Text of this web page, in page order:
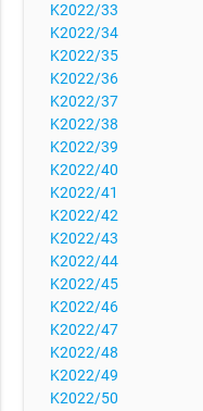
K2022/33
K2022/34
K2022/35
K2022/36
K2022/37
K2022/38
K2022/39
K2022/40
K2022/41
K2022/42
K2022/43
K2022/44
K2022/45
K2022/46
K2022/47
K2022/48
K2022/49
K2022/50